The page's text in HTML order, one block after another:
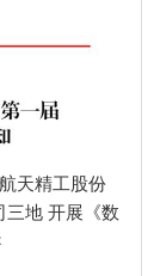
天精工股份
三地 开展《数